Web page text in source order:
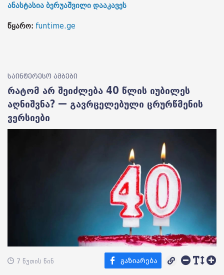
ანასტასია ბერუაშვილი დააკავეს
წყარო: funtime.ge
საინტერესო ამბები
რატომ არ შეიძლება 40 წლის იუბილეს
აღნიშვნა? — გავრცელებული ცრურწმენის
ვერსიები
7 წუთის წინ